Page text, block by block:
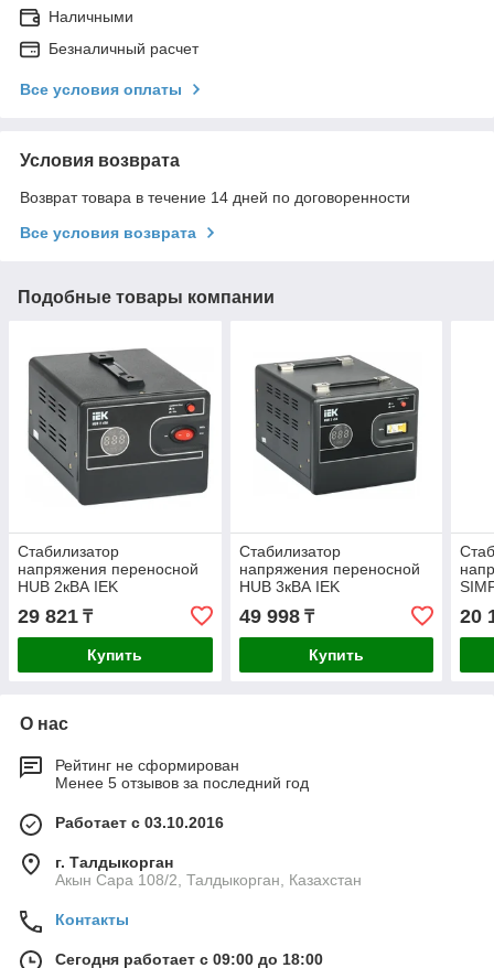
Наличными
Безналичный расчет
Все условия оплаты
Условия возврата
Возврат товара в течение 14 дней по договоренности
Все условия возврата
Подобные товары компании
Стабилизатор
напряжения переносной
HUB 2кВА IEK
29 821 ₸
Купить
Стабилизатор
напряжения переносной
HUB 3кВА IEK
49 998₸
Купить
20
О нас
Рейтинг не сформирован
Менее 5 отзывов за последний год
Работает с 03.10.2016
г. Талдыкорган
Акын Сара 108/2, Талдыкорган, Казахстан
Контакты
Сегодня работает с 09:00 до 18:00